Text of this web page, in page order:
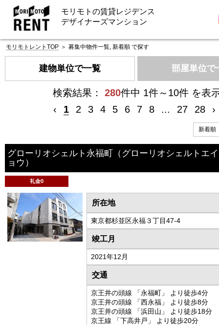
モリモトの賃貸レジデンス
デザイナーズマンション
モリモトレントTOP ＞ 募集中物件一覧, 新着順 で探す
建物単位で一覧 部屋単位で
検索結果： 280件中 1件～10件 を表
‹
1 2 3 4 5 6 7 8 ... 27 28 ›
グローリオシェルト永福町 （グローリオシェルトエ
ョウ）
礼金0
所在地
東京都杉並区永福３丁目47-4
竣工月
2021年12月
交通
京王井の頭線 「永福町」 より徒歩4分
京王井の頭線 「西永福」 より徒歩8分
京王井の頭線 「浜田山」 より徒歩18分
京王線 「下高井戸」 より徒歩20分